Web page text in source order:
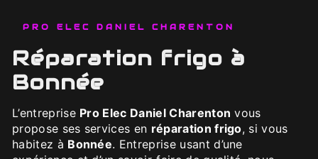
PRO ELEC DANIEL CHARENTON
réparation frigo à
Bonnée
L’entreprise Pro Elec Daniel Charenton vous
propose ses services en réparation frigo, si vous
habitez à Bonnée. Entreprise usant d’une